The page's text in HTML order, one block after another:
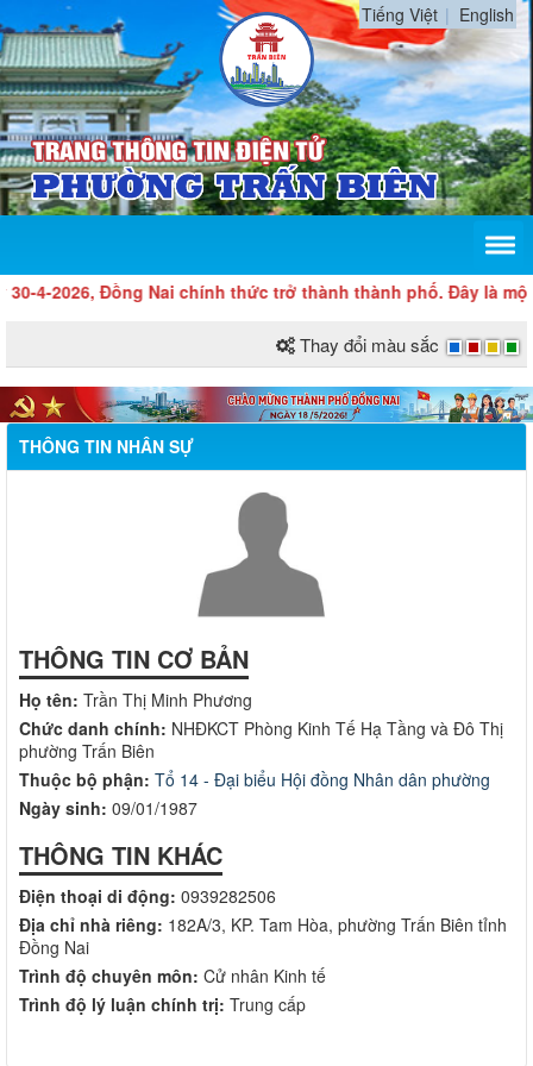
Tiếng Việt English
Đồng Nai chính thức trở thành thành phố. Đây là một dấu
Thay đổi màu sắc
THÔNG TIN NHÂN SỰ
THÔNG TIN CƠ BẢN
Họ tên: Trần Thị Minh Phương
Chức danh chính: NHĐKCT Phòng Kinh Tế Hạ Tầng và Đô Thị
phường Trấn Biên
Thuộc bộ phận: Tổ 14 - Đại biểu Hội đồng Nhân dân phường
Ngày sinh: 09/01/1987
THÔNG TIN KHÁC
Điện thoại di động: 0939282506
Địa chỉ nhà riêng: 182A/3, KP. Tam Hòa, phường Trấn Biên tỉnh
Đồng Nai
Trình độ chuyên môn: Cử nhân Kinh tế
Trình độ lý luận chính trị: Trung cấp
Lịch làm việc của UBND phường Trấn Biên - Tuần 32 (Từ ngày
03/8/2026 đến ngày 08/8/2026)